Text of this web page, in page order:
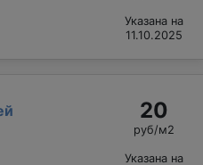
Указана на
11.10.2025
20
руб/м2
Указана на